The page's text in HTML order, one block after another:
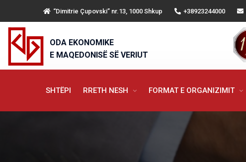
“Dimitrie Çupovski” nr.13, 1000 Shkup +38923244000
ODA EKONOMIKE
E MAQEDONISË SË VERIUT
SHTËPI RRETH NESH FORMAT E ORGANIZIMIT